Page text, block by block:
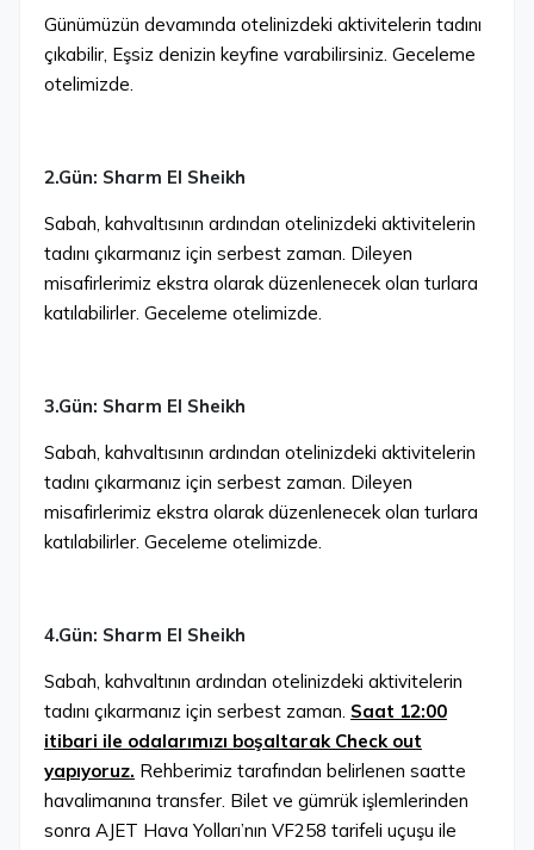
Günümüzün devamında otelinizdeki aktivitelerin tadını
çıkabilir, Eşsiz denizin keyfine varabilirsiniz. Geceleme
otelimizde.
2.Gün: Sharm El Sheikh
Sabah, kahvaltısının ardından otelinizdeki aktivitelerin
tadını çıkarmanız için serbest zaman. Dileyen
misafirlerimiz ekstra olarak düzenlenecek olan turlara
katılabilirler. Geceleme otelimizde.
3.Gün: Sharm El Sheikh
Sabah, kahvaltısının ardından otelinizdeki aktivitelerin
tadını çıkarmanız için serbest zaman. Dileyen
misafirlerimiz ekstra olarak düzenlenecek olan turlara
katılabilirler. Geceleme otelimizde.
4.Gün: Sharm El Sheikh
Sabah, kahvaltının ardından otelinizdeki aktivitelerin
tadını çıkarmanız için serbest zaman. Saat 12:00
itibari ile odalarımızı boşaltarak Check out
yapıyoruz. Rehberimiz tarafından belirlenen saatte
havalimanına transfer. Bilet ve gümrük işlemlerinden
sonra AJET Hava Yolları’nın VF258 tarifeli uçuşu ile